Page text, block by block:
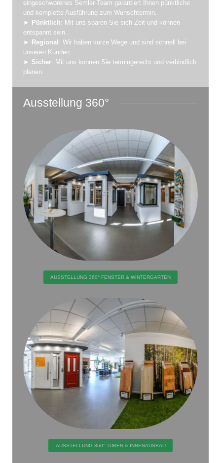
eingeschworenes Semler-Team garantiert Ihnen pünktliche
und komplette Ausführung zum Wunschtermin.
►
Pünktlich: Mit uns sparen Sie sich Zeit und können
entspannt sein.
►
Regional : Wir haben kurze Wege und sind schnell bei
unseren Kunden.
► Sicher: Mit uns können Sie termingerecht und verbindlich
planen.
Ausstellung 360°
AUSSTELLUNG 360° FENSTER & WINTERGARTEN
AUSSTELLUNG 360° TÜREN & INNENAUSBAU